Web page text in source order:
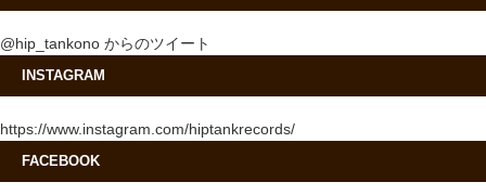
@hip_tankono からのツイート
INSTAGRAM
https://www.instagram.com/hiptankrecords/
FACEBOOK